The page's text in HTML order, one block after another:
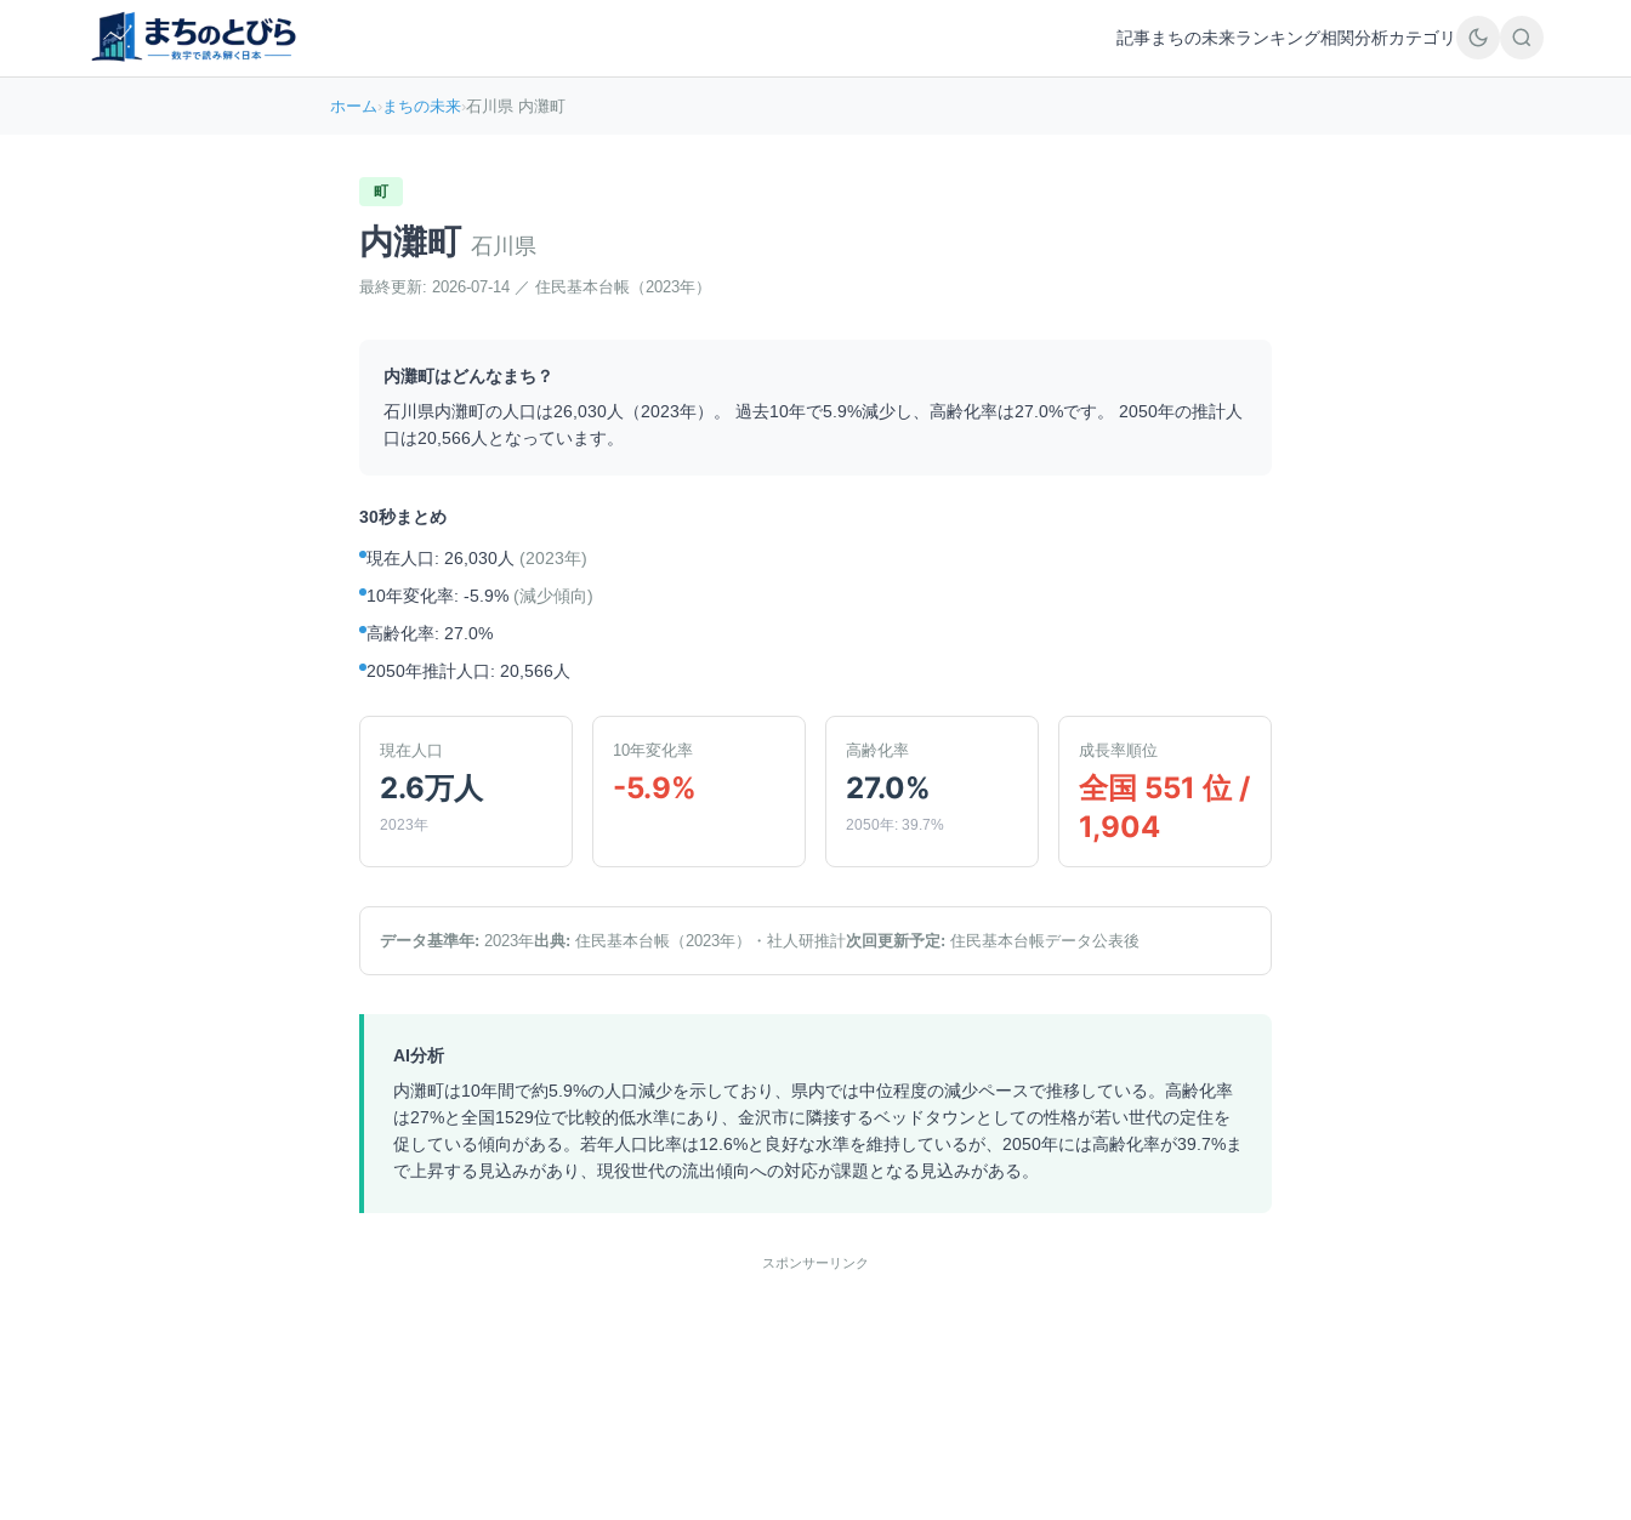
記事まちの未来ランキング相関分析カテゴリ
ホーム›まちの未来›石川県 内灘町
町
内灘町 石川県
最終更新: 2026-07-14 ／ 住民基本台帳（2023年）
内灘町はどんなまち？
石川県内灘町の人口は26,030人（2023年）。 過去10年で5.9%減少し、高齢化率は27.0%です。 2050年の推計人
口は20,566 人となっています。
30秒まとめ
現在人口: 26,030人 (2023年)
10年変化率: -5.9% (減少傾向)
高齢化率: 27.0%
2050年推計人口: 20,566人
現在人口
2.6万人
2023年
10年変化率
-5.9%
高齢化率
27.0%
2050年: 39.7%
成長率順位
全国 551 位 /
1,904
データ基準年: 2023年出典: 住民基本台帳（2023年） ・社人研推計次回更新予定: 住民基本台帳データ公表後
AI分析
内灘町は10年間で約5.9%の人口減少を示しており、県内では中位程度の減少ペースで推移している。高齢化率
は27%と全国1529位で比較的低水準にあり、金沢市に隣接するベッドタウンとしての性格が若い世代の定住を
促している傾向がある。若年人口比率は12.6%と良好な水準を維持しているが、2050年には高齢化率が39.7%ま
で上昇する見込みがあり、現役世代の流出傾向への対応が課題となる見込みがある。
スポンサーリンク